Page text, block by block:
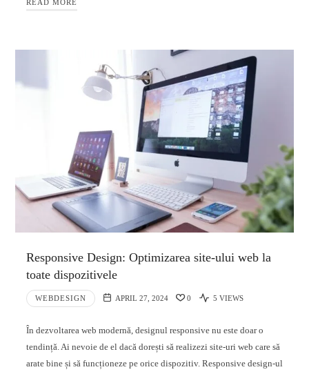
READ MORE
Responsive Design: Optimizarea site-ului web la
toate dispozitivele
WEBDESIGN APRIL 27, 2024 0 5 VIEWS
În dezvoltarea web modernă, designul responsive nu este doar o
tendință. Ai nevoie de el dacă dorești să realizezi site-uri web care să
arate bine și să funcționeze pe orice dispozitiv. Responsive design-ul